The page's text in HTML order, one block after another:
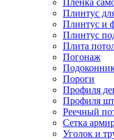
Пленка
Плинтус
Плинтус и
Плинтус
Плита
Погонаж
Пороги
Профиля
Профиля
Реечный
Сетка
Уголок и